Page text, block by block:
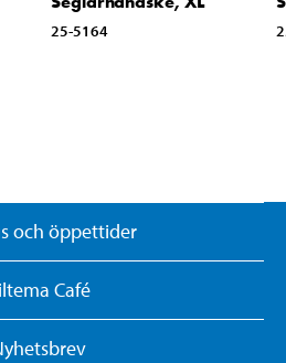
25-5164
och öppettider
Café